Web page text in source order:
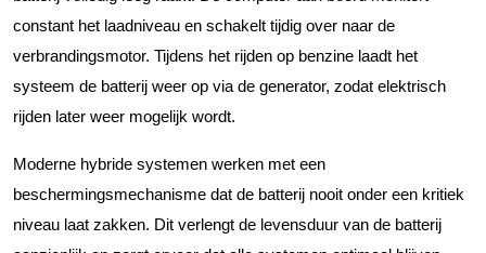
constant het laadniveau en schakelt tijdig over naar de
verbrandingsmotor. Tijdens het rijden op benzine laadt het
systeem de batterij weer op via de generator, zodat elektrisch
rijden later weer mogelijk wordt.
Moderne hybride systemen werken met een
beschermingsmechanisme dat de batterij nooit onder een kritiek
niveau laat zakken. Dit verlengt de levensduur van de batterij